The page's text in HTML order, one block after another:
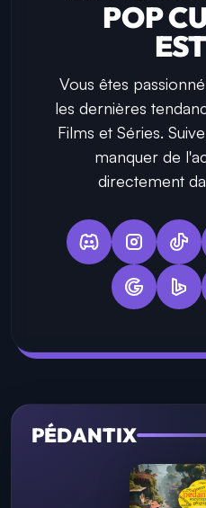
POP
Vous êtes
les dernières
Films et Séries.
manquer de
directement
PÉDANTIX